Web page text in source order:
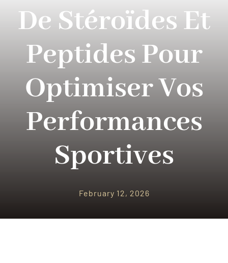
De Stéroïdes Et
Peptides Pour
Optimiser Vos
Performances
Sportives
February 12, 2026